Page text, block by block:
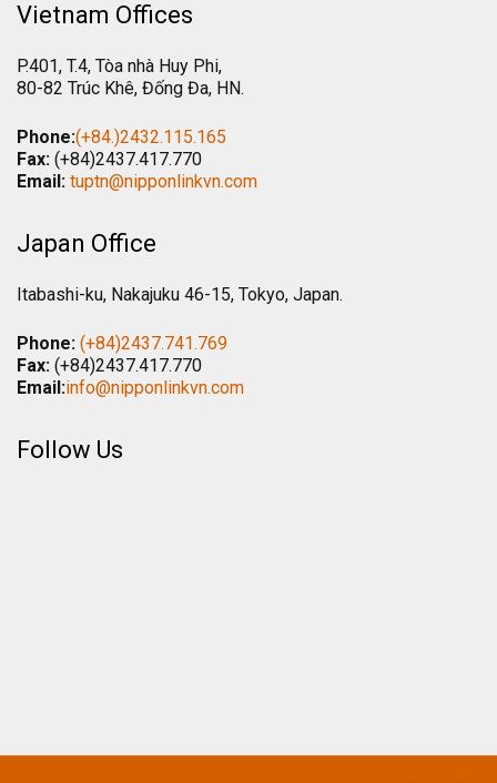
Vietnam Offices
P.401, T.4, Tòa nhà Huy Phi,
80-82 Trúc Khê, Đống Đa, HN.
Phone:(+84.)2432.115.165
Fax: (+84)2437.417.770
Email: tuptn@nipponlinkvn.com
Japan Office
Itabashi-ku, Nakajuku 46-15, Tokyo, Japan.
Phone: (+84)2437.741.769
Fax: (+84)2437.417.770
Email:info@nipponlinkvn.com
Follow Us